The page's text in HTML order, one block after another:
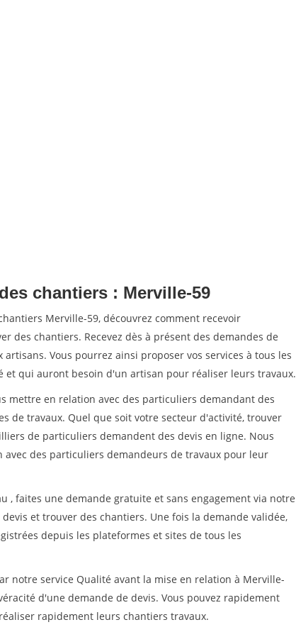
chantiers : Merville-59
Merville-59, découvrez comment recevoir
des chantiers. Recevez dès à présent des demandes de
Vous pourrez ainsi proposer vos services à tous les
et qui auront besoin d'un artisan pour réaliser leurs travaux.
mettre en relation avec des particuliers demandant des
de travaux. Quel que soit votre secteur d'activité, trouver
de particuliers demandent des devis en ligne. Nous
des particuliers demandeurs de travaux pour leur
, faites une demande gratuite et sans engagement via notre
et trouver des chantiers. Une fois la demande validée,
depuis les plateformes et sites de tous les
notre service Qualité avant la mise en relation à Merville-
d'une demande de devis. Vous pouvez rapidement
rapidement leurs chantiers travaux.